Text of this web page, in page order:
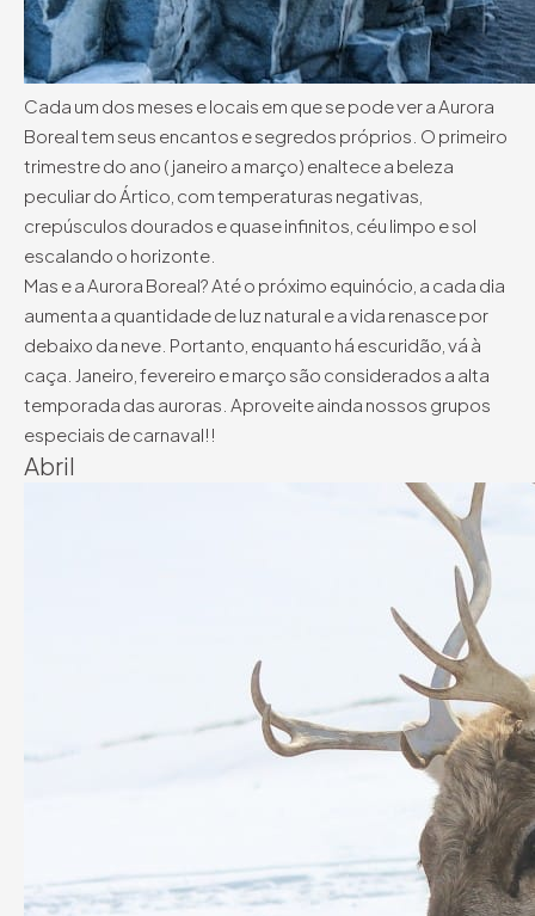
Cada um dos meses e locais em que se pode ver a Aurora
Boreal tem seus encantos e segredos próprios. O primeiro
trimestre do ano (janeiro a março) enaltece a beleza
peculiar do Ártico, com temperaturas negativas,
crepúsculos dourados e quase infinitos, céu limpo e sol
escalando o horizonte.
Mas e a Aurora Boreal? Até o próximo equinócio, a cada dia
aumenta a quantidade de luz natural e a vida renasce por
debaixo da neve. Portanto, enquanto há escuridão, vá à
caça. Janeiro, fevereiro e março são considerados a alta
temporada das auroras. Aproveite ainda nossos grupos
especiais de carnaval!!
Abril